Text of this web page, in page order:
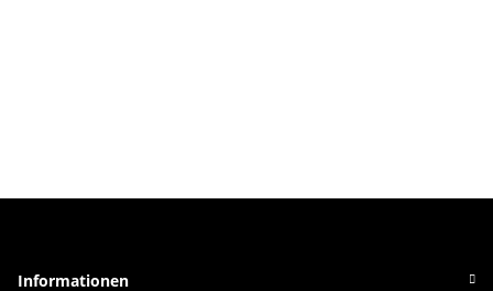
Informationen